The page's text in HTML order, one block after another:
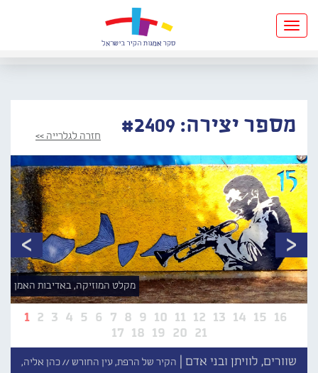
Toggle
navigation
מספר יצירה: #2409 חזרה לגלרייה >>
1 2 3 4 5 6 7 8 9 10 11 12 13 14 15 16
17 18 19 20 21
מקלט המוזיקה, באדיבות האמן
שוורים, לוויתן ובני אדם | הקיר של הרפת, עין החורש //כהן אליה,